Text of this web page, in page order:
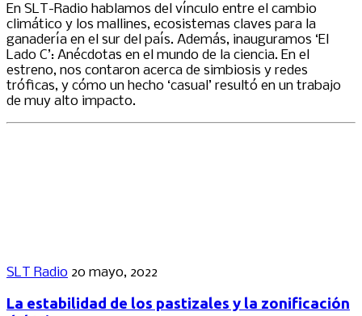
En SLT-Radio hablamos del vínculo entre el cambio
climático y los mallines, ecosistemas claves para la
ganadería en el sur del país. Además, inauguramos ‘El
Lado C’: Anécdotas en el mundo de la ciencia. En el
estreno, nos contaron acerca de simbiosis y redes
tróficas, y cómo un hecho ‘casual’ resultó en un trabajo
de muy alto impacto.
SLT Radio 20 mayo, 2022
La estabilidad de los pastizales y la zonificación